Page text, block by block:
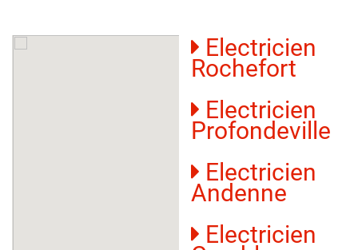
Electricien
Rochefort
Electricien
Profondeville
Electricien
Andenne
Electricien